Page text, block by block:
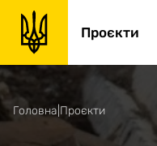
Проєкти
Головна Проєкти